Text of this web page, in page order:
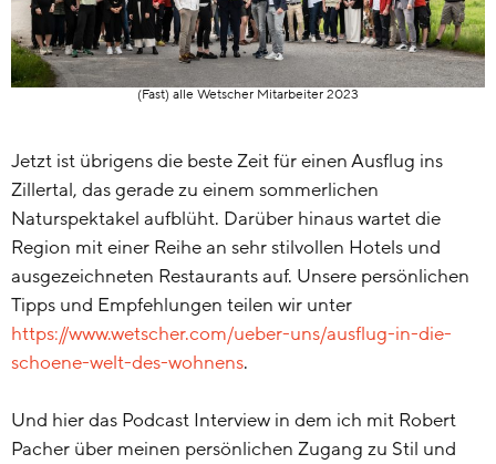
(Fast) alle Wetscher Mitarbeiter 2023
Jetzt ist übrigens die beste Zeit für einen Ausflug ins
Zillertal, das gerade zu einem sommerlichen
Naturspektakel aufblüht. Darüber hinaus wartet die
Region mit einer Reihe an sehr stilvollen Hotels und
ausgezeichneten Restaurants auf. Unsere persönlichen
Tipps und Empfehlungen teilen wir unter
https://www.wetscher.com/ueber-uns/ausflug-in-die-
schoene-welt-des-wohnens.
Und hier das Podcast Interview in dem ich mit Robert
Pacher über meinen persönlichen Zugang zu Stil und